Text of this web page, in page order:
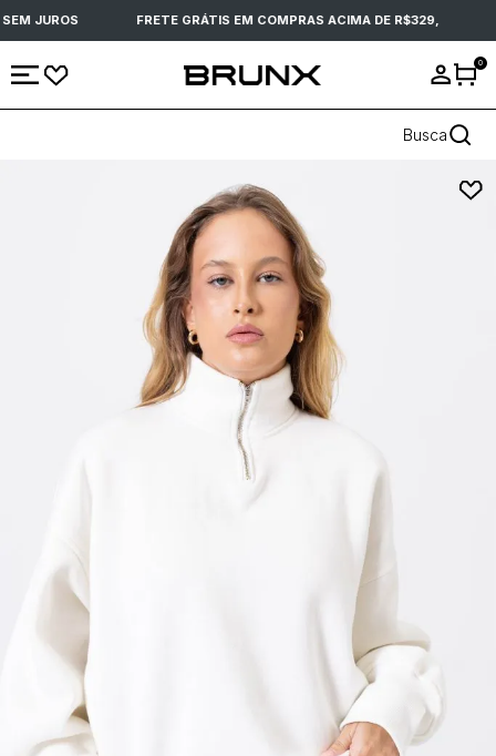
JUROS FRETE GRÁTIS EM COMPRAS ACIMA DE R$329,
0
Busca